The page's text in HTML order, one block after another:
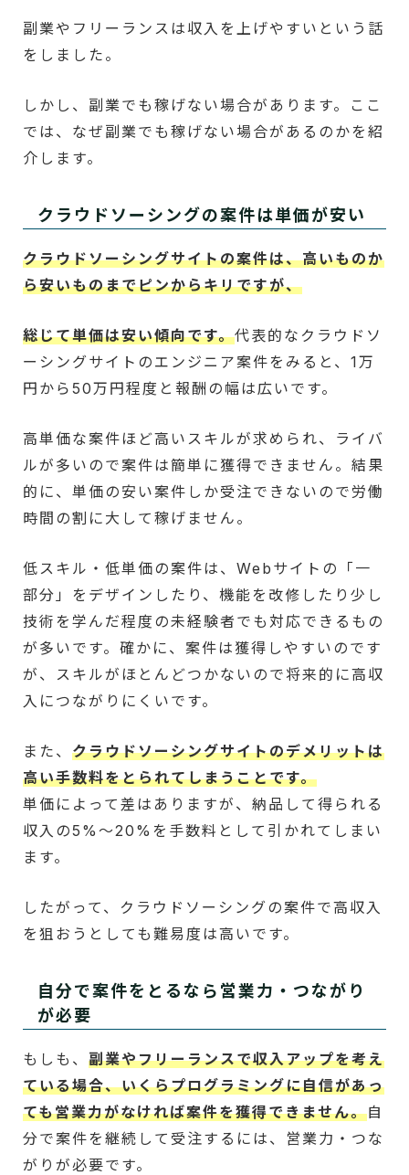
副業やフリーランスは収入を上げやすいという話
をしました。
しかし、副業でも稼げない場合があります。ここ
では、なぜ副業でも稼げない場合があるのかを紹
介します。
クラウドソーシングの案件は単価が安い
クラウドソーシングサイトの案件は、高いものか
ら安いものまでピンからキリですが、
総じて単価は安い傾向です。代表的なクラウドソ
ーシングサイトのエンジニア案件をみると、1万
円から50万円程度と報酬の幅は広いです。
高単価な案件ほど高いスキルが求められ、ライバ
ルが多いので案件は簡単に獲得できません。結果
的に、単価の安い案件しか受注できないので労働
時間の割に大して稼げません。
低スキル・低単価の案件は、Webサイトの「一
部分」をデザインしたり、機能を改修したり少し
技術を学んだ程度の未経験者でも対応できるもの
が多いです。確かに、案件は獲得しやすいのです
が、スキルがほとんどつかないので将来的に高収
入につながりにくいです。
また、 クラウドソーシングサイトのデメリットは
高い手数料をとられてしまうことです。
単価によって差はありますが、納品して得られる
収入の5%～20%を手数料として引かれてしまい
ます。
したがって、クラウドソーシングの案件で高収入
を狙おうとしても難易度は高いです。
自分で案件をとるなら営業力・つながり
が必要
もしも、 副業やフリーランスで収入アップを考え
ている場合、いくらプログラミングに自信があっ
ても営業力がなければ案件を獲得できません。自
分で案件を継続して受注するには、営業力・つな
がりが必要です。